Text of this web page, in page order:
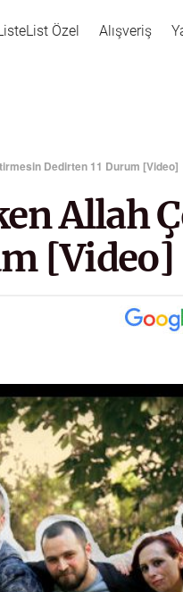
Özel Alışveriş
Dedirten 11 Durum [Video]
Allah
[Video]